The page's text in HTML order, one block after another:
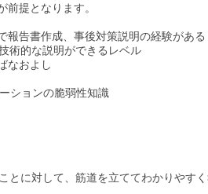
提となります。
告書作成、事後対策説明の経験がある
術的な説明ができるレベル
なおよし
ションの脆弱性知識
とに対して、筋道を立ててわかりやす